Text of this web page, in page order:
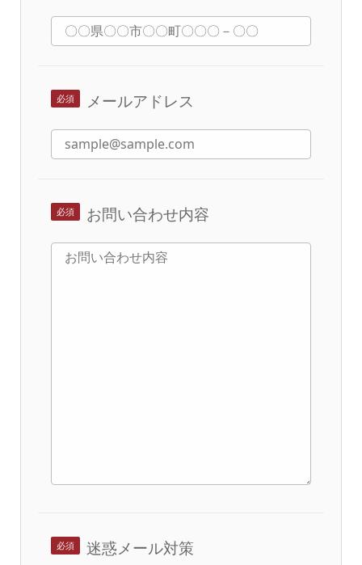
メールアドレス
お問い合わせ内容
迷惑メール対策